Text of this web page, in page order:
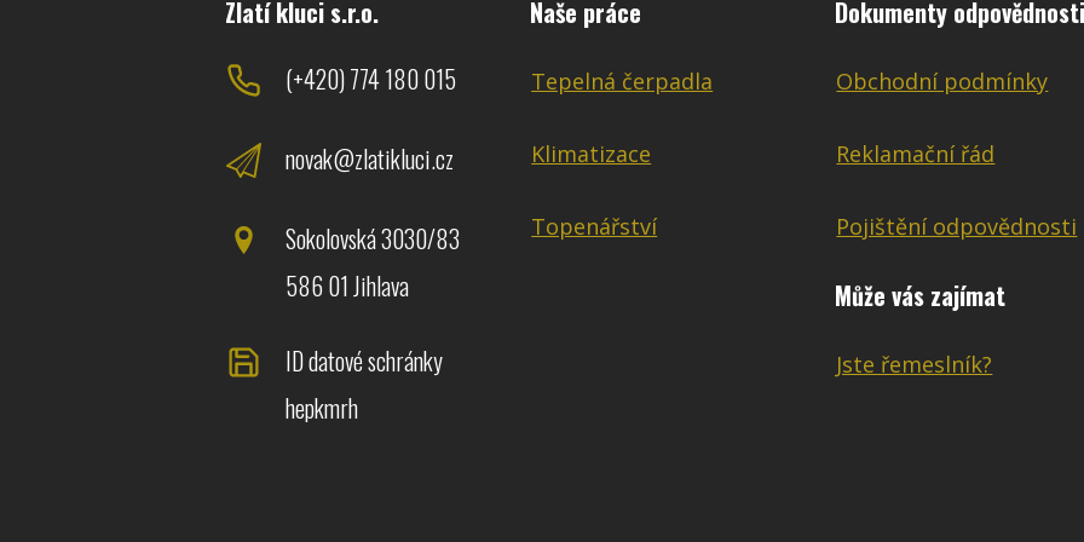
Zlatí kluci s.r.o.
(+420) 774 180 015
novak@zlatikluci.cz
Sokolovská 3030/83
586 01 Jihlava
ID datové schránky
hepkmrh
Naše práce
Tepelná čerpadla
Klimatizace
Topenářství
Dokumenty
Obchodní podmínky
Reklamační řád
Pojištění odpovědnosti
Může vás zajímat
Jste řemeslník?